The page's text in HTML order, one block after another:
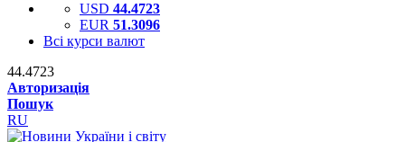
USD 44.4723
EUR 51.3096
Всі курси валют
44.4723
Авторизація
Пошук
RU